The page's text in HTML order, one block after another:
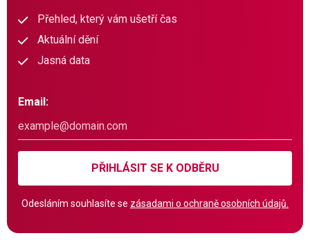
Přehled, který vám ušetří čas
Aktuální dění
Jasná data
Email:
PŘIHLÁSIT SE K ODBĚRU
Odesláním souhlasíte se zásadami o ochraně osobních údajů.